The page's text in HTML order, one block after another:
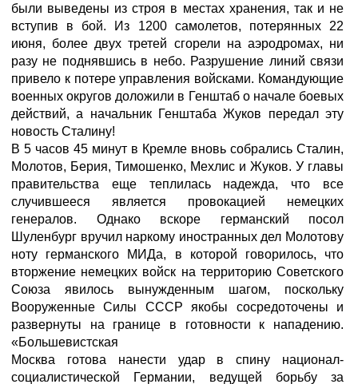
были выведены из строя в местах хранения, так и не
вступив в бой. Из 1200 самолетов, потерянных 22
июня, более двух третей сгорели на аэродромах, ни
разу не поднявшись в небо. Разрушение линий связи
привело к потере управления войсками. Командующие
военных округов доложили в Генштаб о начале боевых
действий, а начальник Генштаба Жуков передал эту
новость Сталину!
В 5 часов 45 минут в Кремле вновь собрались Сталин,
Молотов, Берия, Тимошенко, Мехлис и Жуков. У главы
правительства еще теплилась надежда, что все
случившееся является провокацией немецких
генералов. Однако вскоре германский посол
Шуленбург вручил наркому иностранных дел Молотову
ноту германского МИДа, в которой говорилось, что
вторжение немецких войск на территорию Советского
Союза явилось вынужденным шагом, поскольку
Вооруженные Силы СССР якобы сосредоточены и
развернуты на границе в готовности к нападению.
«Большевистская
Москва готова нанести удар в спину национал-
социалистической Германии, ведущей борьбу за